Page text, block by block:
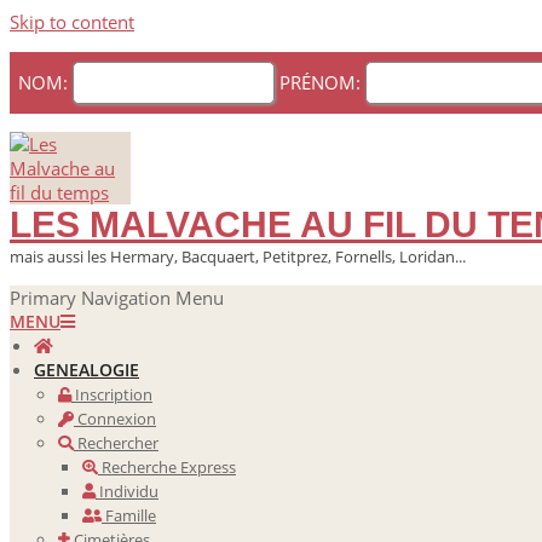
Skip to content
NOM: PRÉNOM:
LES MALVACHE AU FIL DU
mais aussi les Hermary, Bacquaert, Petitprez, Fornells, Loridan...
Primary Navigation Menu
MENU
GENEALOGIE
Inscription
Connexion
Rechercher
Recherche Express
Individu
Famille